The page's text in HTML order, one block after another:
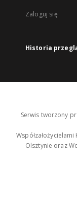
Zaloguj się
Historia
Serwis tworzony
Olsztynie oraz